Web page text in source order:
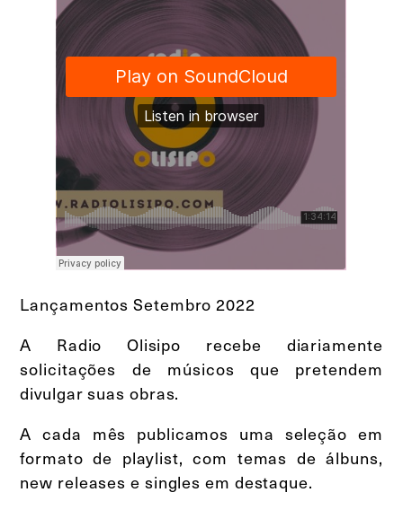
Lançamentos Setembro 2022
A Radio Olisipo recebe diariamente
solicitações de músicos que pretendem
divulgar suas obras.
A cada mês publicamos uma seleção em
formato de playlist, com temas de álbuns,
new releases e singles em destaque.